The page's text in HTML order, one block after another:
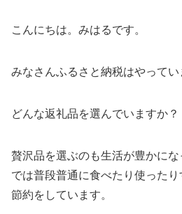
こんにちは。みはるです。
みなさんふるさと納税はやってい
どんな返礼品を選んでいますか？
贅沢品を選ぶのも生活が豊かに
では普段普通に食べたり使った
節約をしています。